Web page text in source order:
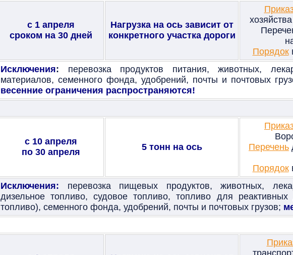
с 1 апреля
сроком на 30 дней
Нагрузка на ось зависит от
конкретного участка дороги
Порядок
Исключения: перевозка продуктов питания, животных,
материалов, семенного фонда, удобрений, почты и почтовых
весенние ограничения распространяются!
с 10 апреля
по 30 апреля
5 тонн на ось
Перечень
Порядок
Исключения:
перевозка пищевых продуктов, животных,
дизельное топливо, судовое топливо, топливо для реактивных
топливо), семенного фонда, удобрений, почты и почтовых грузов;